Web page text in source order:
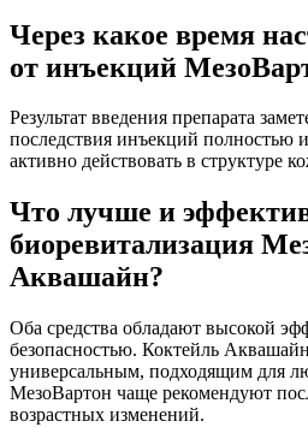
Через какое время
от инъекций
Результат введения препарата
последствия инъекций полностью
активно действовать в структуре
Что лучше и
биоревитализация
Аквашайн?
Оба средства обладают высокой
безопасностью. Коктейль
универсальным, подходящим для
МезоВартон чаще рекомендуют
возрастных изменений.